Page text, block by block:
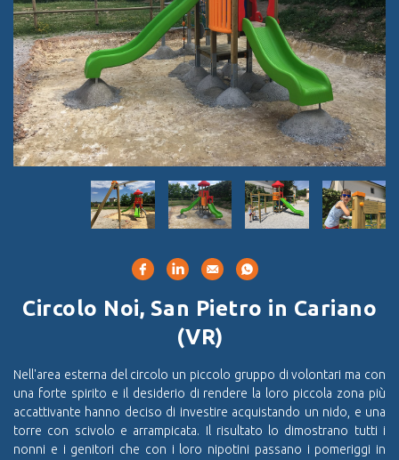
Circolo Noi, San Pietro in Cariano
(VR)
Nell'area esterna del circolo un piccolo gruppo di volontari ma con
una forte spirito e il desiderio di rendere la loro piccola zona più
accattivante hanno deciso di investire acquistando un nido, e una
torre con scivolo e arrampicata. Il risultato lo dimostrano tutti i
nonni e i genitori che con i loro nipotini passano i pomeriggi in